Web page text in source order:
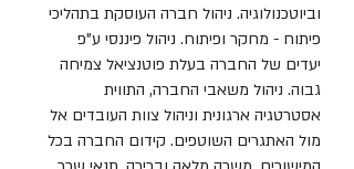
וביוטכנולוגיה. ניהול חברה העוסקת בתהליכי
פיתוח - מחקר ופיתוח. ניהול פיננסי ע"פ
יעדים של החברה בעלת פוטנציאל צמיחה
גבוה. ניהול משאבי החברה, התווית
אסטרטגיה ארגונית וניהול צוות העובדים אל
מול האתגרים השוטפים. קידום החברה בכל